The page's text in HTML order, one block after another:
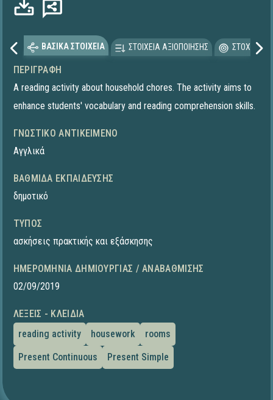
ΒΑΣΙΚΑ ΣΤΟΙΧΕΙΑ ΣΤΟΙΧΕΙΑ ΑΞΙΟΠΟΙΗΣΗΣ
ΠΕΡΙΓΡΑΦΉ
A reading activity about household chores. The activity aims to
enhance students' vocabulary and reading comprehension skills.
ΓΝΩΣΤΙΚΌ ΑΝΤΙΚΕΊΜΕΝΟ
Αγγλικά
ΒΑΘΜΊΔΑ ΕΚΠΑΊΔΕΥΣΗΣ
δημοτικό
ΤΎΠΟΣ
ασκήσεις πρακτικής και εξάσκησης
ΗΜΕΡΟΜΗΝΊΑ ΔΗΜΙΟΥΡΓΊΑΣ / ΑΝΑΒΆΘΜΙΣΗΣ
02/09/2019
ΛΈΞΕΙΣ - ΚΛΕΙΔΙΆ
reading activity
housework
rooms
Present Continuous
Present Simple